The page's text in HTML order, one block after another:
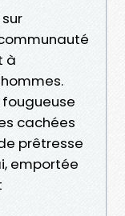
à
fougueuse
cachées
prêtresse
emportée